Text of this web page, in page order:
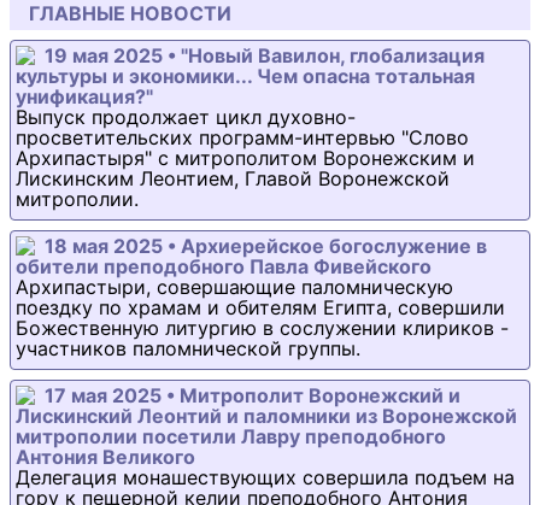
ГЛАВНЫЕ НОВОСТИ
19 мая 2025 • "Новый Вавилон, глобализация
культуры и экономики... Чем опасна тотальная
унификация?"
Выпуск продолжает цикл духовно-
просветительских программ-интервью "Слово
Архипастыря" с митрополитом Воронежским и
Лискинским Леонтием, Главой Воронежской
митрополии.
18 мая 2025 • Архиерейское богослужение в
обители преподобного Павла Фивейского
Архипастыри, совершающие паломническую
поездку по храмам и обителям Египта, совершили
Божественную литургию в сослужении клириков -
участников паломнической группы.
17 мая 2025 • Митрополит Воронежский и
Лискинский Леонтий и паломники из Воронежской
митрополии посетили Лавру преподобного
Антония Великого
Делегация монашествующих совершила подъем на
гору к пещерной келии преподобного Антония